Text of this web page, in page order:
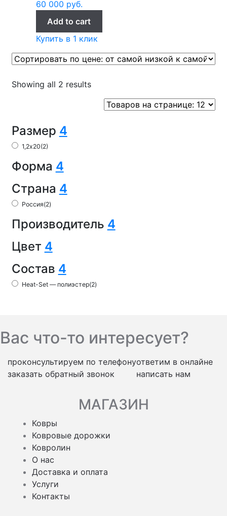
60 000 руб.
Add to cart
Купить в 1 клик
Showing all 2 results
Размер 4
1,2х20(2)
Форма 4
Страна 4
Россия(2)
Производитель 4
Цвет 4
Состав 4
Heat-Set — полиэстер(2)
Вас что-то интересует?
проконсультируем по телефону
заказать обратный звонок
ответим в онлайне
написать нам
МАГАЗИН
Ковры
Ковровые дорожки
Ковролин
О нас
Доставка и оплата
Услуги
Контакты